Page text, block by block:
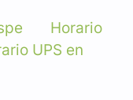
Horario
UPS en